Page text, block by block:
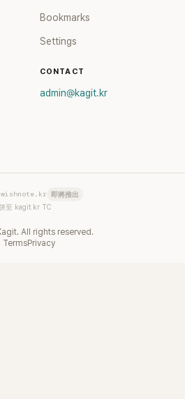
Bookmarks
Settings
CONTACT
admin@kagit.kr
wishnote.kr 即將推出
至 kagit.kr TC
All rights reserved.
TermsPrivacy